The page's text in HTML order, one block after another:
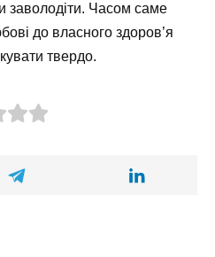
заволодіти. Часом саме
до власного здоров’я
твердо.